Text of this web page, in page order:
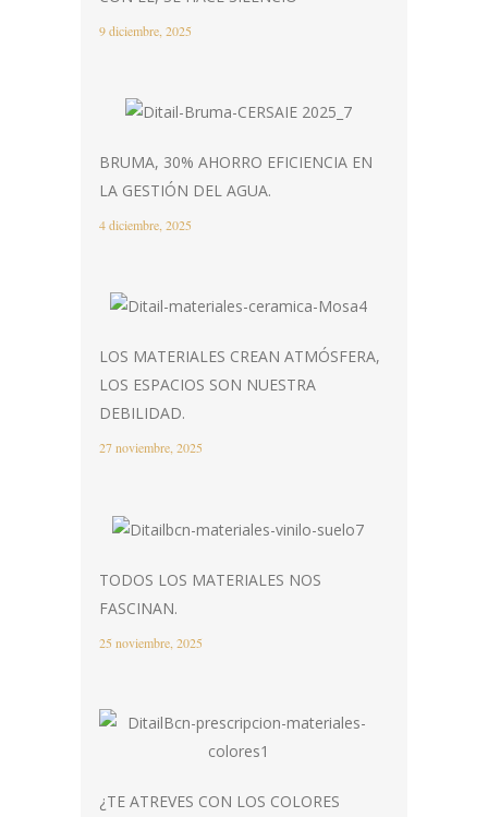
9 diciembre, 2025
BRUMA, 30% AHORRO EFICIENCIA EN
LA GESTIÓN DEL AGUA.
4 diciembre, 2025
LOS MATERIALES CREAN ATMÓSFERA,
LOS ESPACIOS SON NUESTRA
DEBILIDAD.
27 noviembre, 2025
TODOS LOS MATERIALES NOS
FASCINAN.
25 noviembre, 2025
¿TE ATREVES CON LOS COLORES